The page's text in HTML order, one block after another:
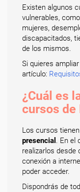
Existen algunos
vulnerables,
mujeres,
discapacitados,
de los mismos.
Si quieres
artículo:
¿Cuál es
cursos de
Los cursos
presencial . En el
realizarlos desde
conexión a
poder acceder.
Dispondrás de